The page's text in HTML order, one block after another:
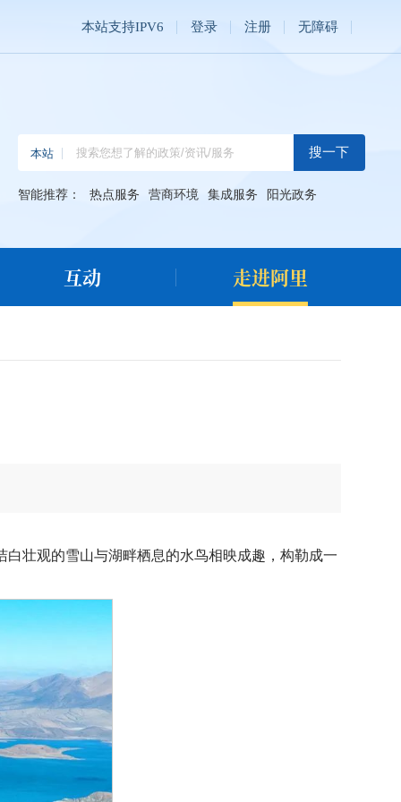
本站支持IPV6 登录 注册 无障碍
智能推荐： 热点服务 营商环境 集成服务 阳光政务
互动 走进阿里
壮观的雪山与湖畔栖息的水鸟相映成趣，构勒成一